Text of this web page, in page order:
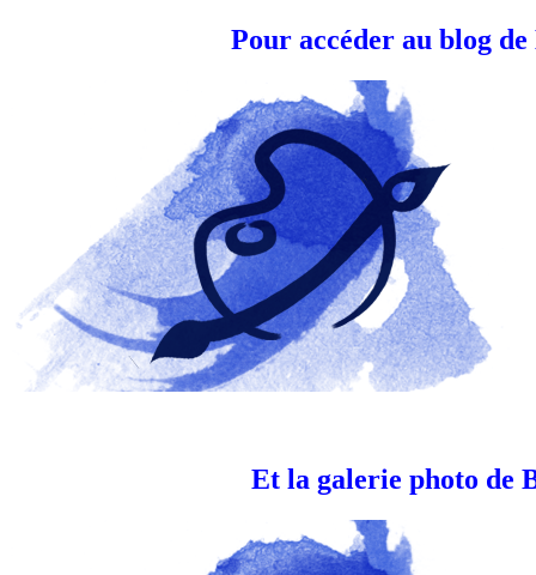
Pour accéder au blog
Et la galerie photo de